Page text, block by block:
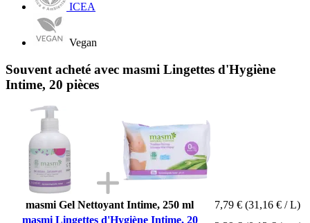
ICEA
Vegan
Souvent acheté avec masmi Lingettes d'Hygiène
Intime, 20 pièces
masmi Gel Nettoyant Intime, 250 ml 7,79 € (31,16 € / L)
masmi Lingettes d'Hygiène Intime, 20